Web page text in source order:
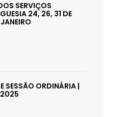
SERVIÇOS
24, 26, 31 DE
SESSÃO ORDINÁRIA |
2025